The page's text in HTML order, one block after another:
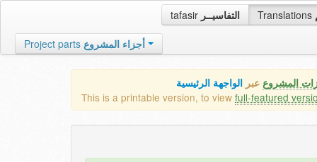
tafasir التفاسيــر Translations
Project parts أجزاء المشروع
المشروع عبر الواجهة الرئيسية
This is a printable version, to view full-featured